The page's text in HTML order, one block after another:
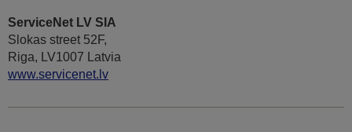
ServiceNet LV SIA
Slokas street 52F,
Riga, LV1007 Latvia
www.servicenet.lv